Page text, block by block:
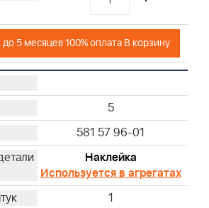
до 5 месяцев 100% оплата В корзину
5
581 57 96-01
Наклейка
Используется в агрегатах
1